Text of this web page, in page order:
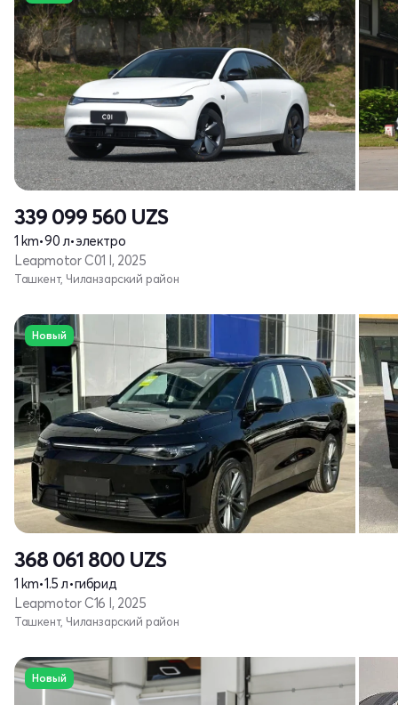
339 099 560 UZS
1 km•90 л•электро
Leapmotor C01 I, 2025
Ташкент, Чиланзарский район
Новый
368 061 800 UZS
1 km•1.5 л•гибрид
Leapmotor C16 I, 2025
Ташкент, Чиланзарский район
Новый